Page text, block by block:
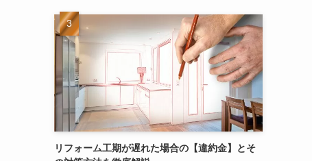
リフォーム工期が遅れた場合の【違約金】とそ